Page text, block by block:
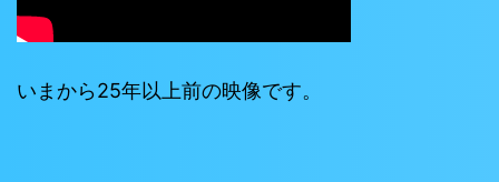
いまから25年以上前の映像です。